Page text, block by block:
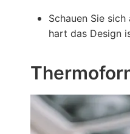
Schauen Sie
hart das Design